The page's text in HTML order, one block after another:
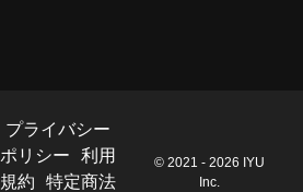
プライバシー
ポリシー
利用
規約
特定商法
© 2021 - 2026 IYU
Inc.